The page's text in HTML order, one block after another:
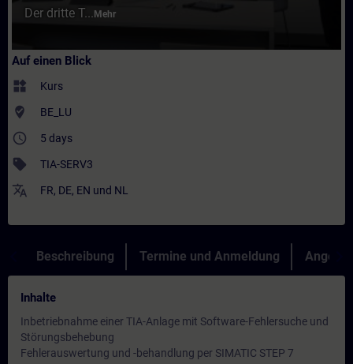
Der dritte T... Mehr
Auf einen Blick
widgets Kurs
where_to_vote BE_LU
access_time 5 days
sell TIA-SERV3
translate FR, DE, EN und NL
Beschreibung Termine und Anmeldung Angebot
Inhalte
Inbetriebnahme einer TIA-Anlage mit Software-Fehlersuche und
Störungsbehebung
Fehlerauswertung und -behandlung per SIMATIC STEP 7